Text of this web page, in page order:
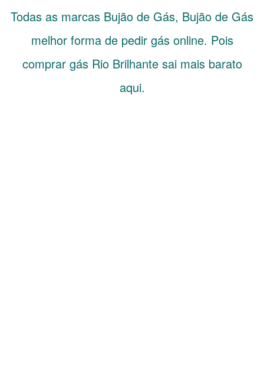
Todas as marcas Bujão de Gás, Bujão de Gás
melhor forma de pedir gás online. Pois
comprar gás Rio Brilhante sai mais barato
aqui.